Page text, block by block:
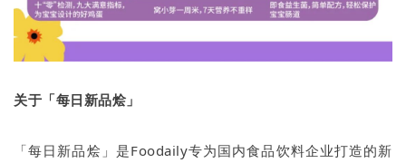
关于「每日新品烩」
「每日新品烩」是Foodaily专为国内食品饮料企业打造的新